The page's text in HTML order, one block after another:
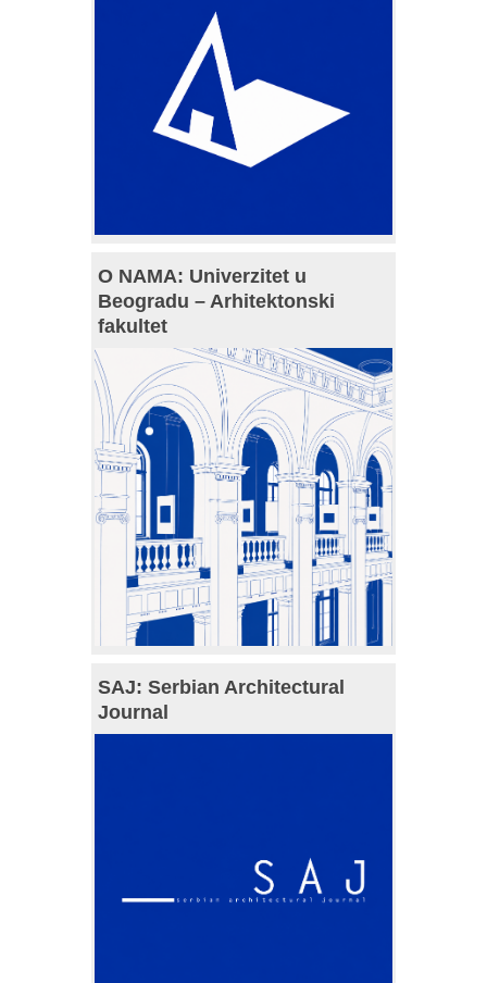
O NAMA: Univerzitet u
Beogradu – Arhitektonski
fakultet
SAJ: Serbian Architectural
Journal